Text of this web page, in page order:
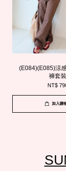
(E084)(E085)涼
褲套裝
NT$
加入購